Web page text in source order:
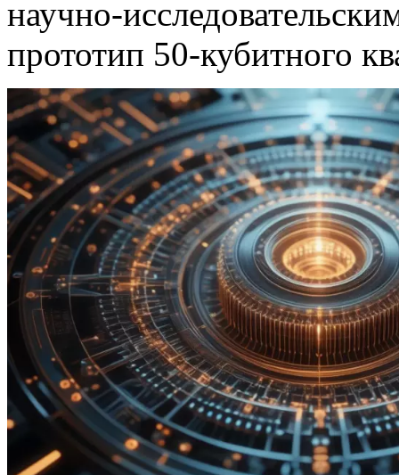
научно-
прототип 50-кубитного